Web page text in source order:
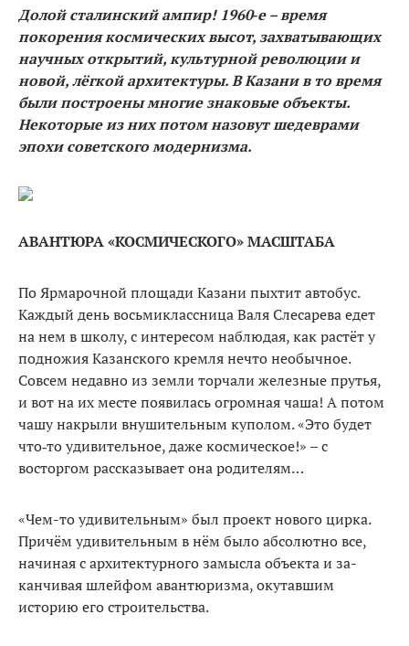
Долой сталинский ампир! 1960‑е – время
покорения космических высот, захватывающих
научных открытий, культурной революции и
новой, лёгкой архитектуры. В Казани в то время
были построены многие знаковые объекты.
Некоторые из них потом назовут шедеврами
эпохи советского модернизма.
АВАНТЮРА «КОСМИЧЕСКОГО» МАСШТАБА
По Ярмарочной площади Каза­ни пыхтит автобус.
Каждый день восьмиклассница Валя Слесарева едет
на нем в школу, с интересом наблюдая, как растёт у
подножия Казанского кремля нечто нео­бычное.
Совсем недавно из земли торчали железные прутья,
и вот на их месте появилась огромная чаша! А потом
чашу накрыли вну­шительным куполом. «Это будет
что‑то удивительное, даже косми­ческое!» – с
восторгом рассказы­вает она родителям…
«Чем-то удивительным» был проект нового цирка.
При­чём удивительным в нём было абсолютно все,
начиная с архи­тектурного замысла объекта и за­
канчивая шлейфом авантюризма, окутавшим
историю его строи­тельства.